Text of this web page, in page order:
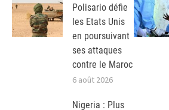
Polisario défie
les Etats Unis
en poursuivant
ses attaques
contre le Maroc
6 août 2026
Nigeria : Plus